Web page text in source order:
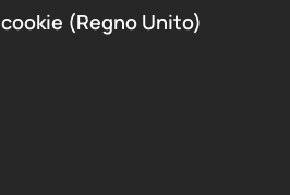
(Regno Unito)